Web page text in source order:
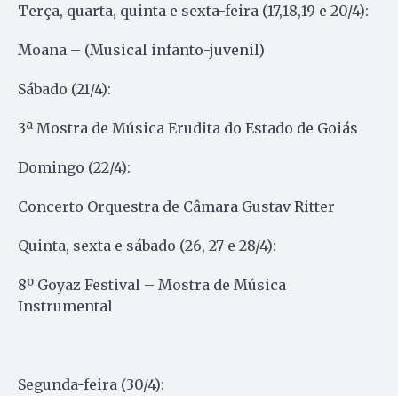
Terça, quarta, quinta e sexta-feira (17,18,19 e 20/4):
Moana – (Musical infanto-juvenil)
Sábado (21/4):
3ª Mostra de Música Erudita do Estado de Goiás
Domingo (22/4):
Concerto Orquestra de Câmara Gustav Ritter
Quinta, sexta e sábado (26, 27 e 28/4):
8º Goyaz Festival – Mostra de Música
Instrumental
Segunda-feira (30/4):